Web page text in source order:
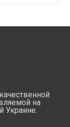
на
Украине.